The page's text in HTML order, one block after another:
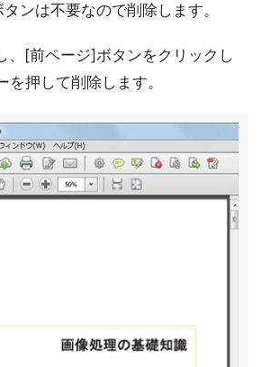
ンは不要なので削除します。
、[前ページ]ボタンをクリックし
押して削除します。